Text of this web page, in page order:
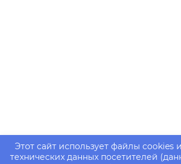
Этот сайт использует файлы cookies
технических данных посетителей